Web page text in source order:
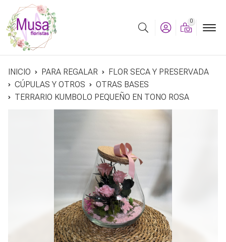
Buscar
0
INICIO PARA REGALAR
FLOR SECA Y PRESERVADA
CÚPULAS Y OTROS
OTRAS BASES
TERRARIO KUMBOLO PEQUEÑO EN TONO ROSA